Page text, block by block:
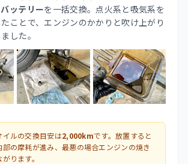
ッテリーを一括交換。点火系と吸気系を
ことで、エンジンのかかりと吹け上がり
した。
イルの交換目安は2,000kmです。放置すると
部の摩耗が進み、最悪の場合エンジンの焼き
ります。